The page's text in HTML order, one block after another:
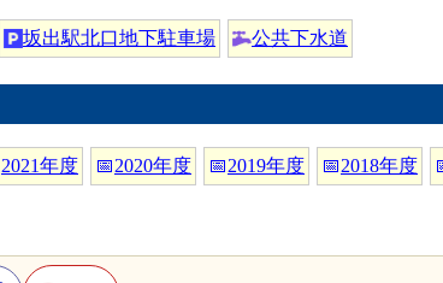
坂出駅北口地下駐車場 公共下水道
2021年度 📅2020年度 📅2019年度 📅2018年度